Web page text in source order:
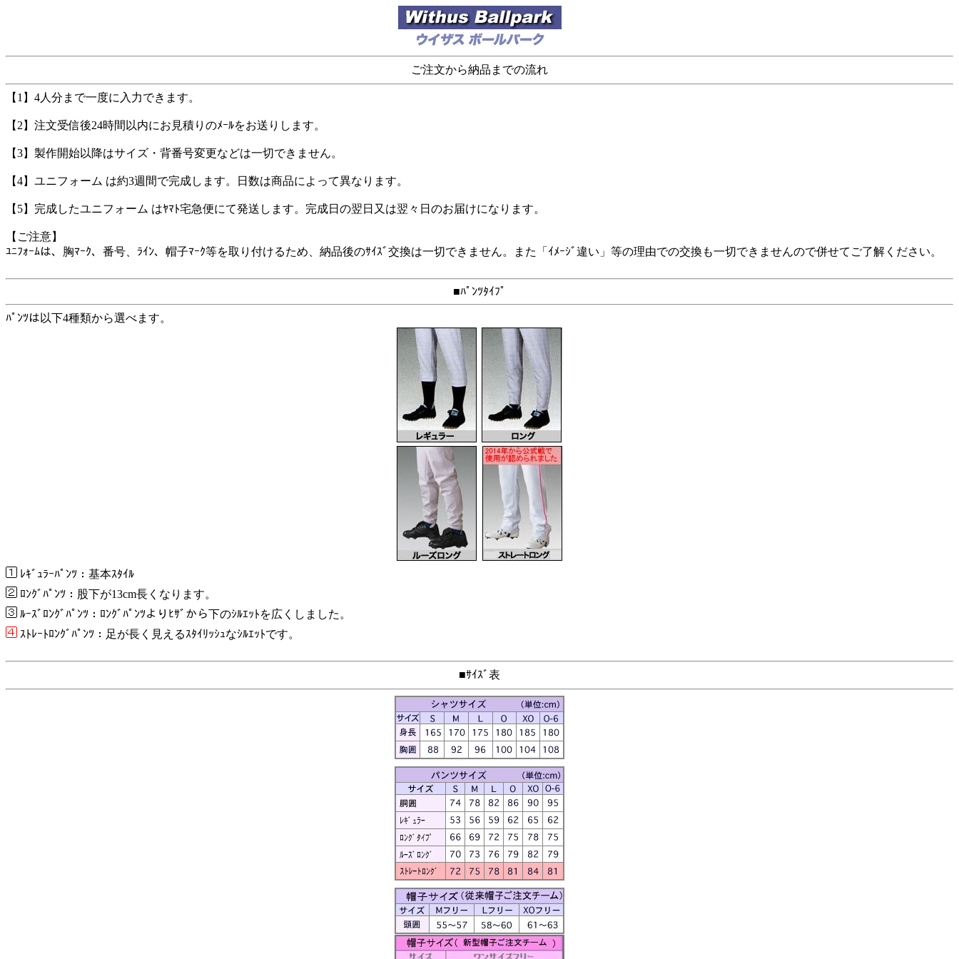
ご注文から納品までの流れ
【1】4人分まで一度に入力できます。
【2】注文受信後24時間以内にお見積りのﾒｰﾙをお送りします。
【3】製作開始以降はサイズ・背番号変更などは一切できません。
【4】ユニフォーム は約3週間で完成します。日数は商品によって異なります。
【5】完成したユニフォーム はﾔﾏﾄ宅急便にて発送します。完成日の翌日又は翌々日のお届けになります。
【ご注意】
ﾕﾆﾌｫｰﾑは、胸ﾏｰｸ、番号、ﾗｲﾝ、帽子ﾏｰｸ等を取り付けるため、納品後のｻｲｽﾞ交換は一切できません。また「ｲﾒｰｼﾞ違い」等の理由での交換も一切できませんので併せてご了解ください。
■ﾊﾟﾝﾂﾀｲﾌﾟ
ﾊﾟﾝﾂは以下4種類から選べます。
ﾚｷﾞｭﾗｰﾊﾟﾝﾂ：基本ｽﾀｲﾙ
ﾛﾝｸﾞﾊﾟﾝﾂ：股下が13cm長くなります。
ﾙｰｽﾞﾛﾝｸﾞﾊﾟﾝﾂ：ﾛﾝｸﾞﾊﾟﾝﾂよりﾋｻﾞから下のｼﾙｴｯﾄを広くしました。
ｽﾄﾚｰﾄﾛﾝｸﾞﾊﾟﾝﾂ：足が長く見えるｽﾀｲﾘｯｼｭなｼﾙｴｯﾄです。
■ｻｲｽﾞ表